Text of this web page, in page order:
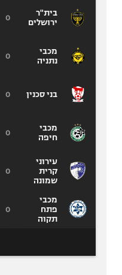
בית"ר
ירושלים
מכבי
נתניה
בני סכנין
מכבי
חיפה
עירוני
קרית
שמונה
מכבי
פתח
תקוה
0
0
0
0
0
0